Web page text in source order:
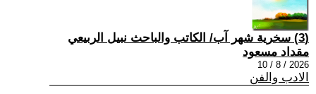
(3) سخرية شهر آب/ الكاتب والباحث نبيل الربيعي
مقداد مسعود
2026 / 8 / 10
الادب والفن